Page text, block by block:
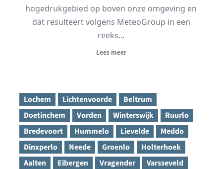
hogedrukgebied op boven onze omgeving en
dat resulteert volgens MeteoGroup in een
reeks...
Lees meer
Lochem Lichtenvoorde
Beltrum
Doetinchem
Vorden Winterswijk
Ruurlo
Bredevoort
Hummelo Lievelde
Meddo
Dinxperlo
Neede Groenlo
Holterhoek
Aalten
Eibergen Vragender
Varsseveld